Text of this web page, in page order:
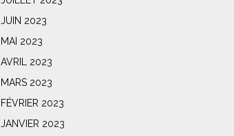
JUIN 2023
MAI 2023
AVRIL 2023
MARS 2023
FÉVRIER 2023
JANVIER 2023